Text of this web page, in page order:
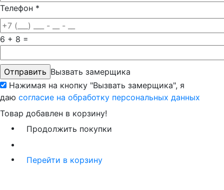
Телефон *
6 + 8 =
Вызвать замерщика
Нажимая на кнопку "Вызвать замерщика", я
даю согласие на обработку персональных данных
Товар добавлен в корзину!
Продолжить покупки
Перейти в корзину